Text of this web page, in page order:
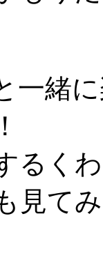
一緒
るく
見て